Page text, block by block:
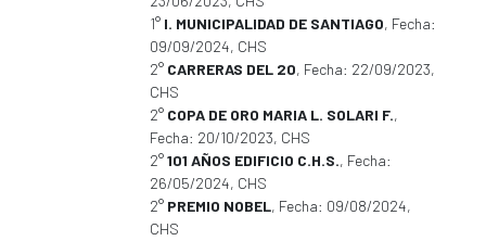
1° I. MUNICIPALIDAD DE SANTIAGO, Fecha:
09/09/2024, CHS
2° CARRERAS DEL 20, Fecha: 22/09/2023,
CHS
2° COPA DE ORO MARIA L. SOLARI F.,
Fecha: 20/10/2023, CHS
2°101 AÑOS EDIFICIO C.H.S., Fecha:
26/05/2024, CHS
2° PREMIO NOBEL, Fecha: 09/08/2024,
CHS